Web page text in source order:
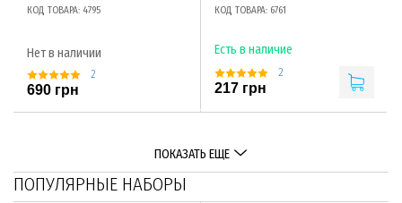
КОД ТОВАРА: 4795
Нет в наличии
2
690 грн
КОД ТОВАРА: 6761
Есть в наличие
2
217 грн
ПОКАЗАТЬ ЕЩЕ
ПОПУЛЯРНЫЕ НАБОРЫ